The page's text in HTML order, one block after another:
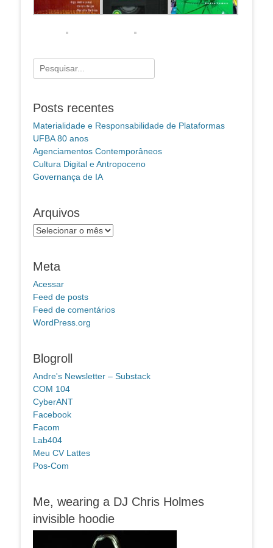
Pesquisar
por:
Posts recentes
Materialidade e Responsabilidade de Plataformas
UFBA 80 anos
Agenciamentos Contemporâneos
Cultura Digital e Antropoceno
Governança de IA
Arquivos
Arquivos
Meta
Acessar
Feed de posts
Feed de comentários
WordPress.org
Blogroll
Andre's Newsletter – Substack
COM 104
CyberANT
Facebook
Facom
Lab404
Meu CV Lattes
Pos-Com
Me, wearing a DJ Chris Holmes
invisible hoodie